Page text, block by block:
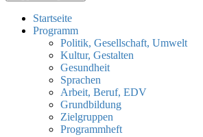
Startseite
Programm
Politik, Gesellschaft, Umwelt
Kultur, Gestalten
Gesundheit
Sprachen
Arbeit, Beruf, EDV
Grundbildung
Zielgruppen
Programmheft